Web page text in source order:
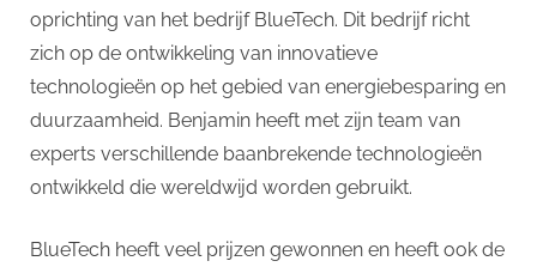
oprichting van het bedrijf BlueTech. Dit bedrijf richt
zich op de ontwikkeling van innovatieve
technologieën op het gebied van energiebesparing en
duurzaamheid. Benjamin heeft met zijn team van
experts verschillende baanbrekende technologieën
ontwikkeld die wereldwijd worden gebruikt.
BlueTech heeft veel prijzen gewonnen en heeft ook de